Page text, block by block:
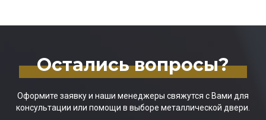
Остались вопросы?
Оформите заявку и наши менеджеры свяжутся с Вами для
консультации или помощи в выборе металлической двери.